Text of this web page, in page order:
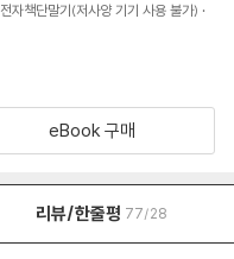
전자책단말기(저사양 기기 사용 불가)
eBook 구매
리뷰/한줄평 77/28